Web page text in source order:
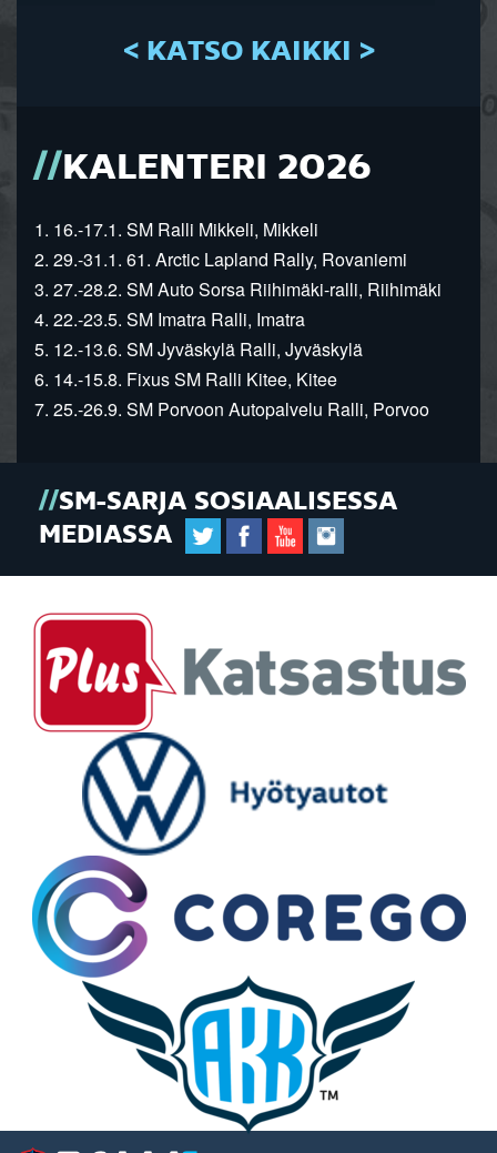
< KATSO KAIKKI >
KALENTERI 2026
1. 16.-17.1. SM Ralli Mikkeli, Mikkeli
2. 29.-31.1. 61. Arctic Lapland Rally, Rovaniemi
3. 27.-28.2. SM Auto Sorsa Riihimäki-ralli, Riihimäki
4. 22.-23.5. SM Imatra Ralli, Imatra
5. 12.-13.6. SM Jyväskylä Ralli, Jyväskylä
6. 14.-15.8. Fixus SM Ralli Kitee, Kitee
7. 25.-26.9. SM Porvoon Autopalvelu Ralli, Porvoo
SM-SARJA SOSIAALISESSA
MEDIASSA